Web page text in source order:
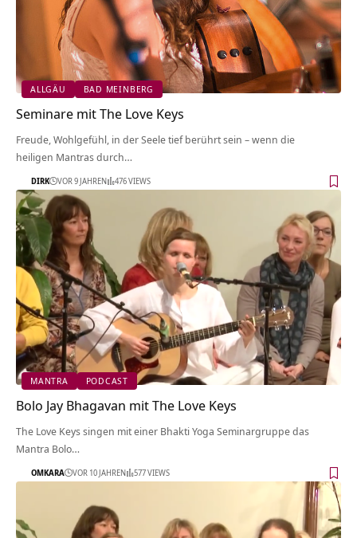
ALLGÄU BAD MEINBERG
Seminare mit The Love Keys
Freude, Wohlgefühl, in der Seele tief berührt sein – wenn die
heiligen Mantras durch…
DIRK VOR 9 JAHREN 476 VIEWS
MANTRA PODCAST
Bolo Jay Bhagavan mit The Love Keys
The Love Keys singen mit einer Bhakti Yoga Seminargruppe das
Mantra Bolo…
OMKARA VOR 10 JAHREN 577 VIEWS